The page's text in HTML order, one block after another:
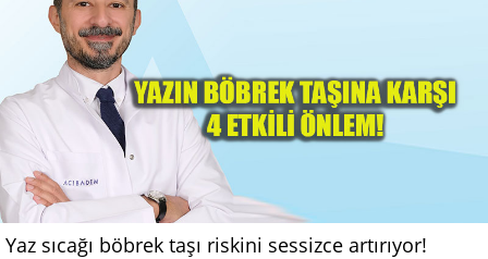
Yaz sıcağı böbrek taşı riskini sessizce artırıyor!